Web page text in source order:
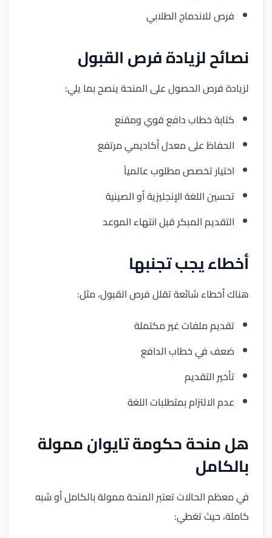
فرص للاندماج الطلابي
نصائح لزيادة فرص القبول
لزيادة فرص الحصول على المنحة ينصح بما يلي:
كتابة خطاب دافع قوي ومقنع
الحفاظ على معدل أكاديمي مرتفع
اختيار تخصص مطلوب عالمياً
تحسين اللغة الإنجليزية أو الصينية
التقديم المبكر قبل انتهاء الموعد
أخطاء يجب تجنبها
هناك أخطاء شائعة تقلل فرص القبول، مثل:
تقديم ملفات غير مكتملة
ضعف في خطاب الدافع
تأخير التقديم
عدم الالتزام بمتطلبات اللغة
هل منحة حكومة تايوان ممولة
بالكامل
في معظم الحالات تعتبر المنحة ممولة بالكامل أو شبه
كاملة، حيث تغطي: